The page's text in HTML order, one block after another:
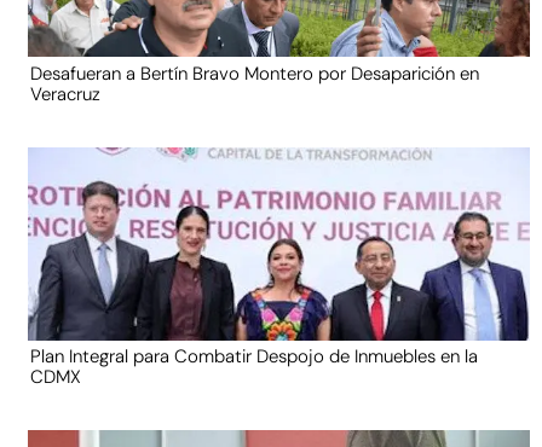
Desafueran a Bertín Bravo Montero por Desaparición en
Veracruz
Plan Integral para Combatir Despojo de Inmuebles en la
CDMX